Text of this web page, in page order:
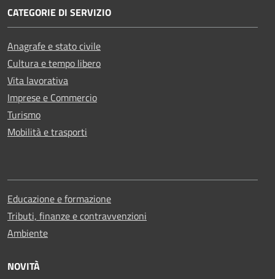
CATEGORIE DI SERVIZIO
Anagrafe e stato civile
Cultura e tempo libero
Vita lavorativa
Imprese e Commercio
Turismo
Mobilità e trasporti
Educazione e formazione
Tributi, finanze e contravvenzioni
Ambiente
NOVITÀ